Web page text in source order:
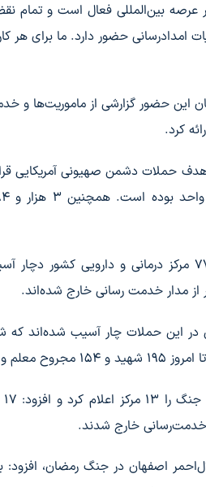
عرصه بین‌المللی فعال است و
امدادرسانی حضور دارد. ما برای هر
این حضور گزارشی از ماموریت‌ها و
کرد.
تاکنون 19 هزار و 734 واحد غیرنظامی هدف حملات دشمن
وی با اشاره به حمله به مراکز دارویی و درمانی کشور افزود: 77
از مدار خدمت رسانی خارج شده‌اند.
69 مدرسه و واحد آموزشی در این حملات چار
است.